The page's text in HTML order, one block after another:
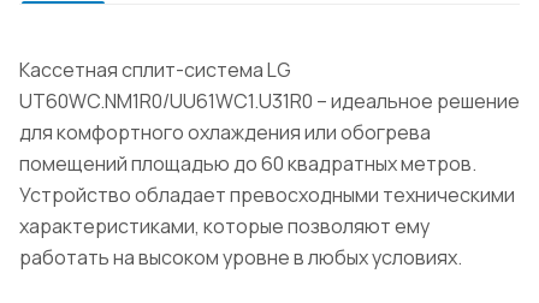
Кассетная сплит-система LG
UT60WC.NM1R0/UU61WC1.U31R0 – идеальное решение
для комфортного охлаждения или обогрева
помещений площадью до 60 квадратных метров.
Устройство обладает превосходными техническими
характеристиками, которые позволяют ему
работать на высоком уровне в любых условиях.